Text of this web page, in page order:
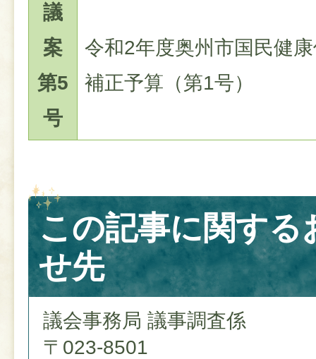
議
案
第5
号
令和2年度奥州市国民健
補正予算（第1号）
この記事に関する
せ先
議会事務局 議事調査係
〒023-8501